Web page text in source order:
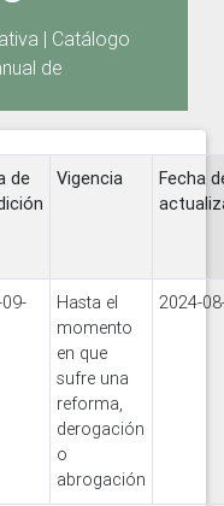
| Catálogo
de
de
Vigencia
Fecha
Hasta el
momento
en que
sufre una
reforma,
derogación
o
abrogación
2024-